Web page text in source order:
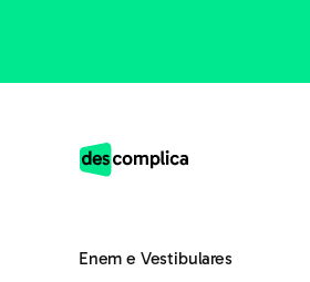
Enem e Vestibulares